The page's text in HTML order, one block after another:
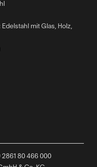
mit Glas, Holz,
2861 80 466 000